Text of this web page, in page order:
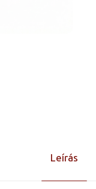
Leírás